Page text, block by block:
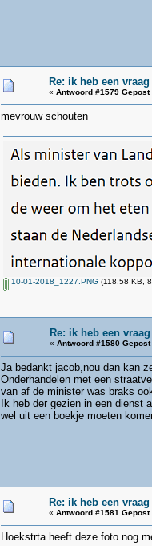
Re: ik heb een vraag
« Antwoord #1579 Gepost
mevrouw schouten
10-01-2018_1227.PNG (118.58 KB,
Re: ik heb een vraag
« Antwoord #1580 Gepost
Ja bedankt jacob,nou dan kan
Onderhandelen met een
van af de minister was braks
Ik heb der gezien in een
wel uit een boekje moeten
Re: ik heb een vraag
« Antwoord #1581 Gepost
Hoekstrta heeft deze foto nog